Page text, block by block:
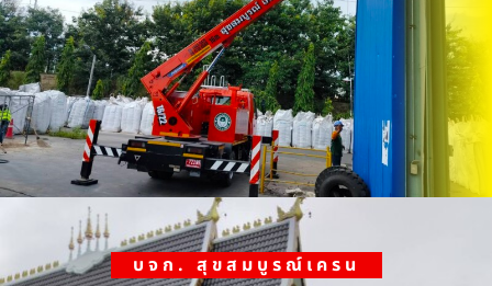
บจก. สุขสมบูรณ์เครน